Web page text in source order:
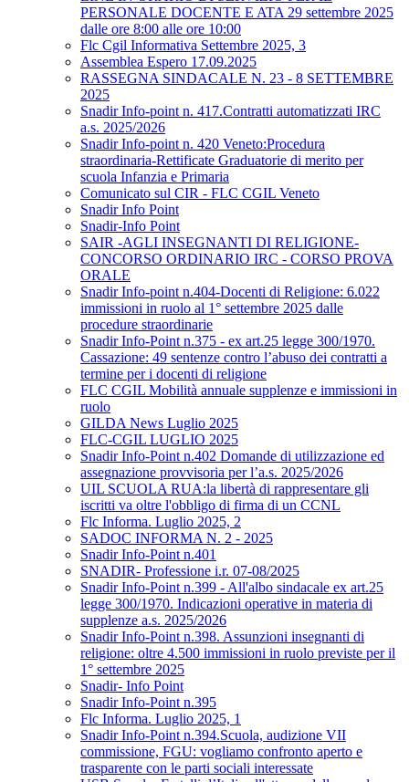
PERSONALE DOCENTE E ATA 29 settembre 2025
dalle ore 8:00 alle ore 10:00
Flc Cgil Informativa Settembre 2025, 3
Assemblea Espero 17.09.2025
RASSEGNA SINDACALE N. 23 - 8 SETTEMBRE
2025
Snadir Info-point n. 417.Contratti automatizzati IRC
a.s. 2025/2026
Snadir Info-point n. 420 Veneto:Procedura
straordinaria-Rettificate Graduatorie di merito per
scuola Infanzia e Primaria
Comunicato sul CIR - FLC CGIL Veneto
Snadir Info Point
Snadir-Info Point
SAIR -AGLI INSEGNANTI DI RELIGIONE-
CONCORSO ORDINARIO IRC - CORSO PROVA
ORALE
Snadir Info-point n.404-Docenti di Religione: 6.022
immissioni in ruolo al 1° settembre 2025 dalle
procedure straordinarie
Snadir Info-Point n.375 - ex art.25 legge 300/1970.
Cassazione: 49 sentenze contro l’abuso dei contratti a
termine per i docenti di religione
FLC CGIL Mobilità annuale supplenze e immissioni in
ruolo
GILDA News Luglio 2025
FLC-CGIL LUGLIO 2025
Snadir Info-Point n.402 Domande di utilizzazione ed
assegnazione provvisoria per l’a.s. 2025/2026
UIL SCUOLA RUA:la libertà di rappresentare gli
iscritti va oltre l'obbligo di firma di un CCNL
Flc Informa. Luglio 2025, 2
SADOC INFORMA N. 2 - 2025
Snadir Info-Point n.401
SNADIR- Professione i.r. 07-08/2025
Snadir Info-Point n.399 - All'albo sindacale ex art.25
legge 300/1970. Indicazioni operative in materia di
supplenze a.s. 2025/2026
Snadir Info-Point n.398. Assunzioni insegnanti di
religione: oltre 4.500 immissioni in ruolo previste per il
1° settembre 2025
Snadir- Info Point
Snadir Info-Point n.395
Flc Informa. Luglio 2025, 1
Snadir Info-Point n.394.Scuola, audizione VII
commissione, FGU: vogliamo confronto aperto e
trasparente con le parti sociali interessate